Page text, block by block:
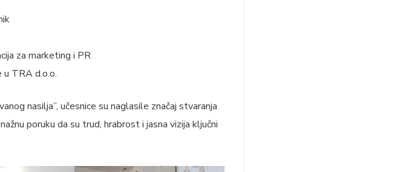
za marketing i PR
u TRA d.o.o.
nasilja”, učesnice su naglasile značaj stvaranja
poruku da su trud, hrabrost i jasna vizija ključni